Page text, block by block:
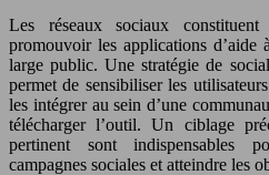
Les réseaux sociaux
promouvoir les applications d’aide
large public. Une stratégie de
permet de sensibiliser les
les intégrer au sein d’une
télécharger l’outil. Un ciblage
pertinent sont indispensables
campagnes sociales et atteindre les